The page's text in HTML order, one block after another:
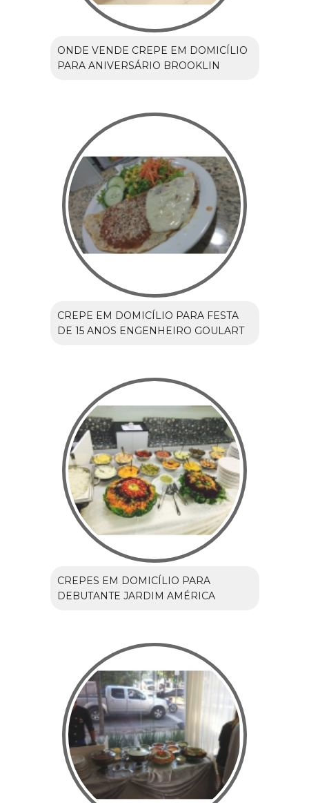
ONDE VENDE CREPE EM DOMICÍLIO
PARA ANIVERSÁRIO BROOKLIN
CREPE EM DOMICÍLIO PARA FESTA
DE 15 ANOS ENGENHEIRO GOULART
CREPES EM DOMICÍLIO PARA
DEBUTANTE JARDIM AMÉRICA